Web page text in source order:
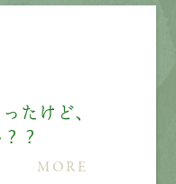
たけど、
？
MORE